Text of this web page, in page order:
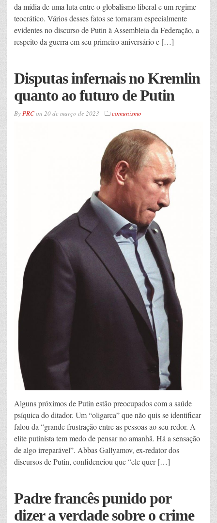
da mídia de uma luta entre o globalismo liberal e um regime
teocrático. Vários desses fatos se tornaram especialmente
evidentes no discurso de Putin à Assembleia da Federação, a
respeito da guerra em seu primeiro aniversário e […]
Disputas infernais no Kremlin
quanto ao futuro de Putin
ByPRCon 20 de março de 2023 comunismo
Alguns próximos de Putin estão preocupados com a saúde
psíquica do ditador. Um “oligarca” que não quis se identificar
falou da “grande frustração entre as pessoas ao seu redor. A
elite putinista tem medo de pensar no amanhã. Há a sensação
de algo irreparável”. Abbas Gallyamov, ex-redator dos
discursos de Putin, confidenciou que “ele quer […]
Padre francês punido por
dizer a verdade sobre o crime